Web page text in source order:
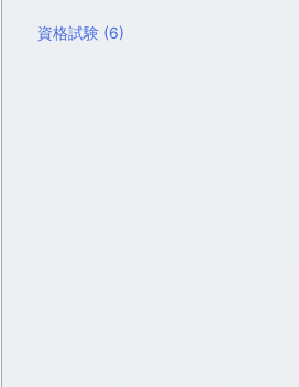
資格試験 (6)